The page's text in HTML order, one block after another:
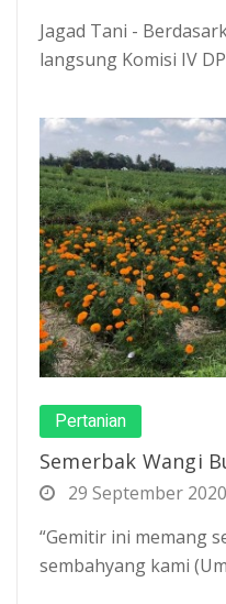
Jagad Tani -
langsung Komisi IV
Pertanian
Semerbak Wangi
29 September 2020
“Gemitir ini memang
sembahyang kami